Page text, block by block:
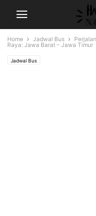
Home Jadwal Bus
Raya: Jawa Barat – Jawa Timur
Jadwal Bus